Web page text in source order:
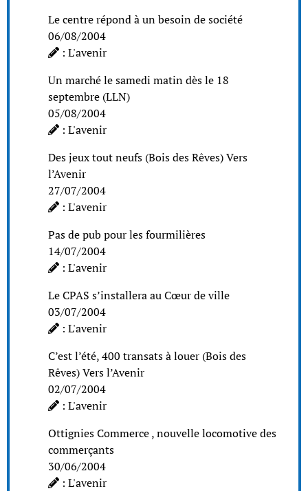
Le centre répond à un besoin de société
06/08/2004
: L'avenir
Un marché le samedi matin dès le 18
septembre (LLN)
05/08/2004
: L'avenir
Des jeux tout neufs (Bois des Rêves) Vers
l’Avenir
27/07/2004
: L'avenir
Pas de pub pour les fourmilières
14/07/2004
: L'avenir
Le CPAS s’installera au Cœur de ville
03/07/2004
: L'avenir
C’est l’été, 400 transats à louer (Bois des
Rêves) Vers l’Avenir
02/07/2004
: L'avenir
Ottignies Commerce , nouvelle locomotive des
commerçants
30/06/2004
: L'avenir